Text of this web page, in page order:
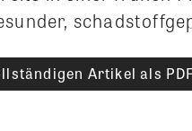
Artikel als PDF